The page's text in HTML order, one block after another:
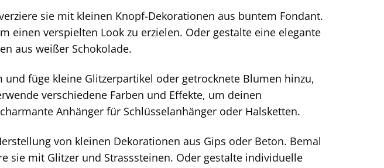
sie mit kleinen Knopf-Dekorationen aus buntem Fondant.
einen verspielten Look zu erzielen. Oder gestalte eine elegante
aus weißer Schokolade.
und füge kleine Glitzerpartikel oder getrocknete Blumen hinzu,
verschiedene Farben und Effekte, um deinen
Anhänger für Schlüsselanhänger oder Halsketten.
von kleinen Dekorationen aus Gips oder Beton. Bemal
sie mit Glitzer und Strasssteinen. Oder gestalte individuelle